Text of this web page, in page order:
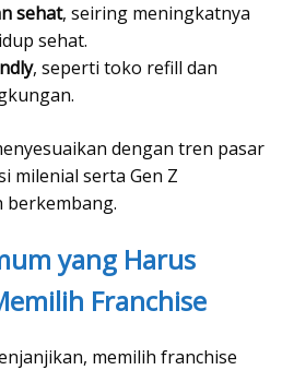
sehat, seiring meningkatnya
sehat.
, seperti toko refill dan
dengan tren pasar
milenial serta Gen Z
berkembang.
yang Harus
Franchise
memilih franchise